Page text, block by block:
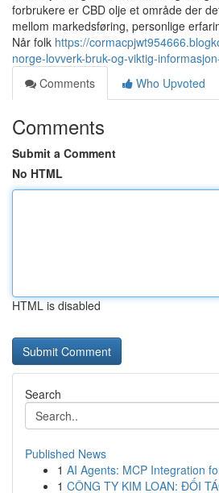
forbrukere er CBD olje et område der
mellom markedsføring, personlige
Når folk https://
norge-lovverk-bruk-og-viktig-
Comments
Who Upvoted
Comments
Submit a Comment
No HTML
HTML is disabled
Search
Published News
1 AI Agents: MCP Integration
1 CÔNG TY KIM LOAN: ĐỐI